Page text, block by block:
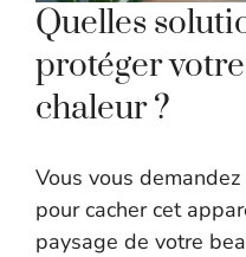
Quelles
protéger
chaleur ?
Vous vous
pour cacher cet
paysage de votre